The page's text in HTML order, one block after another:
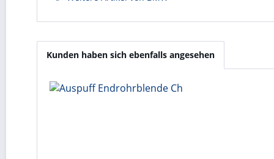
Kunden haben sich ebenfalls angesehen